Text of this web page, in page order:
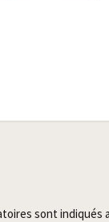
sont indiqués